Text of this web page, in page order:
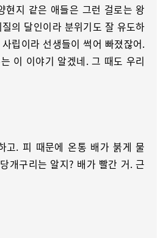
현지 같은 애들은 그런 걸로는 왕
의 달인이라 분위기도 잘 유도하
립이라 선생들이 썩어 빠졌잖어.
이 이야기 알겠네. 그 때도 우리
고. 피 때문에 온통 배가 붉게 물
개구리는 알지? 배가 빨간 거. 근